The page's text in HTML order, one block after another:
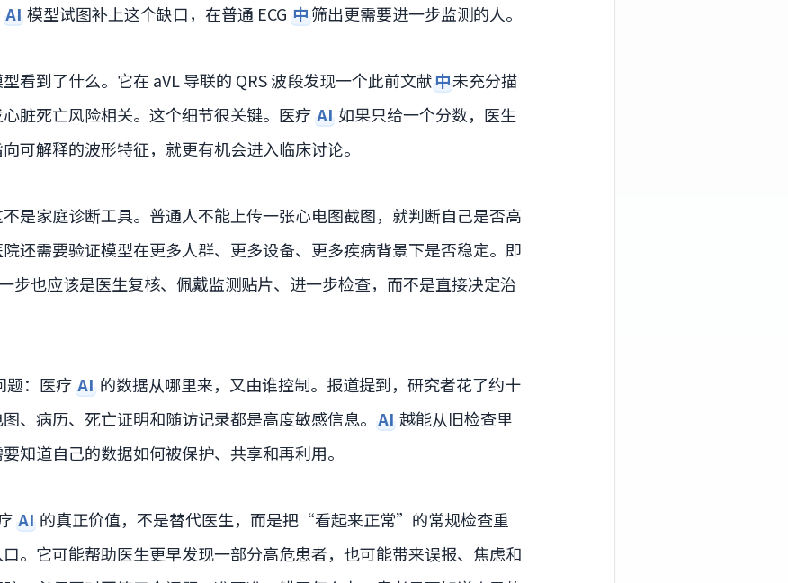
AI 模型试图补上这个缺口，在普通 ECG 中筛出更需要进一步监测的人。
看到了什么。它在 aVL 导联的 QRS 波段发现一个此前文献中未充分描
脏死亡风险相关。这个细节很关键。医疗 AI 如果只给一个分数，医生
可解释的波形特征，就更有机会进入临床讨论。
是家庭诊断工具。普通人不能上传一张心电图截图，就判断自己是否高
还需要验证模型在更多人群、更多设备、更多疾病背景下是否稳定。即
步也应该是医生复核、佩戴监测贴片、进一步检查，而不是直接决定治
题：医疗 AI 的数据从哪里来，又由谁控制。报道提到，研究者花了约十
、病历、死亡证明和随访记录都是高度敏感信息。 AI 越能从旧检查里
知道自己的数据如何被保护、共享和再利用。
AI 的真正价值，不是替代医生，而是把“看起来正常”的常规检查重
。它可能帮助医生更早发现一部分高危患者，也可能带来误报、焦虑和